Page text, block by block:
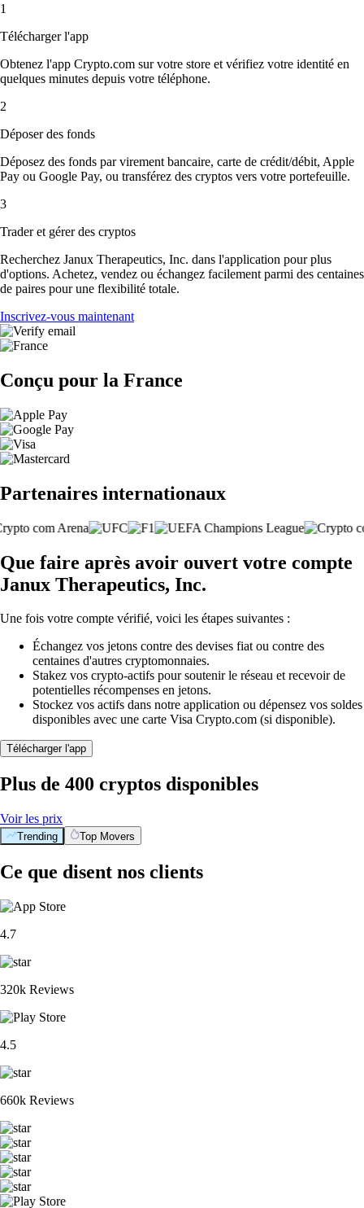
1
Télécharger l'app
Obtenez l'app Crypto.com sur votre store et vérifiez votre identité en
quelques minutes depuis votre téléphone.
2
Déposer des fonds
Déposez des fonds par virement bancaire, carte de crédit/débit, Apple
Pay ou Google Pay, ou transférez des cryptos vers votre portefeuille.
3
Trader et gérer des cryptos
Recherchez Janux Therapeutics, Inc. dans l'application pour plus
d'options. Achetez, vendez ou échangez facilement parmi des centaines
de paires pour une flexibilité totale.
Inscrivez-vous maintenant
Conçu pour la France
Partenaires internationaux
Que faire après avoir ouvert votre compte
Janux Therapeutics, Inc.
Une fois votre compte vérifié, voici les étapes suivantes :
Échangez vos jetons contre des devises fiat ou contre des
centaines d'autres cryptomonnaies.
Stakez vos crypto-actifs pour soutenir le réseau et recevoir de
potentielles récompenses en jetons.
Stockez vos actifs dans notre application ou dépensez vos soldes
disponibles avec une carte Visa Crypto.com (si disponible).
Télécharger l'app
Plus de 400 cryptos disponibles
Voir les prix
Trending Top Movers
Ce que disent nos clients
4.7
320k Reviews
4.5
660k Reviews